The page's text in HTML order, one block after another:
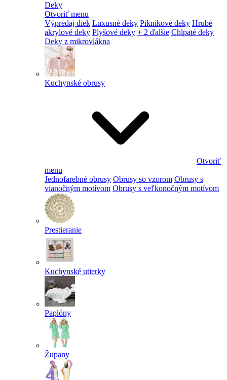
Deky
Otvoriť menu
Výpredaj diek Luxusné deky Piknikové deky Hrubé
akrylové deky Plyšové deky + 2 ďalšie Chlpaté deky
Deky z mikrovlákna
Kuchynské obrusy
Otvoriť
menu
Jednofarebné obrusy Obrusy so vzorom Obrusy s
vianočným motívom Obrusy s veľkonočným motívom
Prestieranie
Kuchynské utierky
Paplóny
Župany